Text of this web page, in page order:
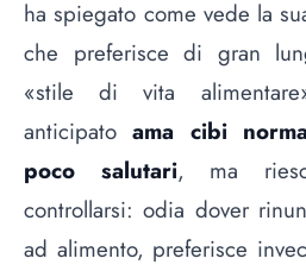
ha spiegato come vede la
che preferisce di gran
«stile di vita
anticipatoama cibi
poco salutari, ma
controllarsi: odia dover
ad alimento, preferisce